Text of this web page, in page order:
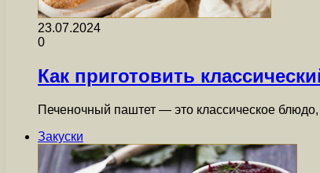
23.07.2024
0
Как приготовить
Печеночный паштет — это классическое
Закуски